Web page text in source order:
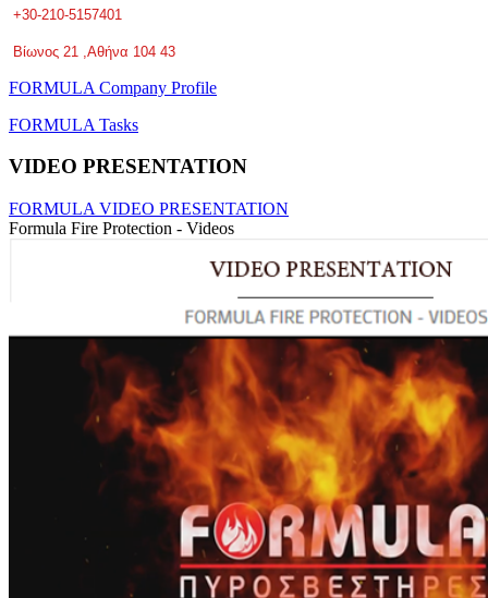
+30-210-5157401
Βίωνος 21 ,Αθήνα 104 43
FORMULA Company Profile
FORMULA Tasks
VIDEO PRESENTATION
FORMULA VIDEO PRESENTATION
Formula Fire Protection - Videos